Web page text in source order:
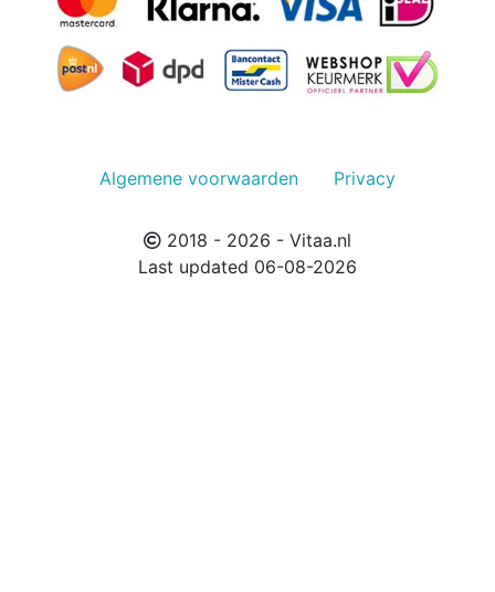
Algemene voorwaarden Privacy
2018 - 2026 - Vitaa.nl
Last updated 06-08-2026